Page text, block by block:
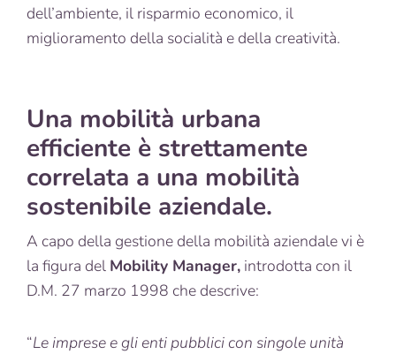
dell’ambiente, il risparmio economico, il
miglioramento della socialità e della creatività.
Una mobilità urbana
efficiente è strettamente
correlata a una mobilità
sostenibile aziendale.
A capo della gestione della mobilità aziendale vi è
la figura del Mobility Manager, introdotta con il
D.M. 27 marzo 1998 che descrive:
“Le imprese e gli enti pubblici con singole unità